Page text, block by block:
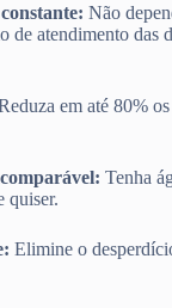
Não
de atendimento das
em até 80%
Tenha
quiser.
Elimine o